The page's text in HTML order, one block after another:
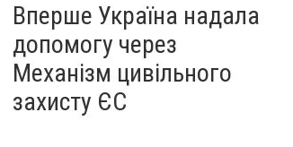
Вперше Україна надала
допомогу через
Механізм цивільного
захисту ЄС